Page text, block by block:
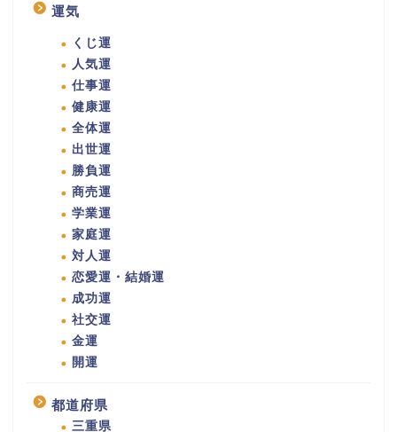
運気
くじ運
人気運
仕事運
健康運
全体運
出世運
勝負運
商売運
学業運
家庭運
対人運
恋愛運・結婚運
成功運
社交運
金運
開運
都道府県
三重県